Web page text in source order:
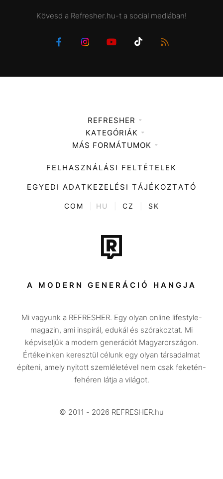
Kövesd a Refresher.hu-t a social mediában!
REFRESHER
Médiaajánlat
KATEGÓRIÁK
Zene
Divat
Kultúra
ENTR
Tech-Tudomány
Sport
Társadalom
Utazás
Életmód
Design
Beszélgetések
Videó
MÁS FORMÁTUMOK
FELHASZNÁLÁSI FELTÉTELEK
EGYEDI ADATKEZELÉSI TÁJÉKOZTATÓ
COM HU CZ SK
A MODERN GENERÁCIÓ HANGJA
Mi vagyunk a REFRESHER. Egy olyan online lifestyle-
magazin, ami inspirál, edukál és szórakoztat. Mi
képviseljük a modern generációt Magyarországon.
Értékeinken keresztül célunk egy olyan társadalmat
építeni, amely nyitott szemléletével nem csak feketén-
fehéren látja a világot.
© 2011 - 2026 REFRESHER.hu